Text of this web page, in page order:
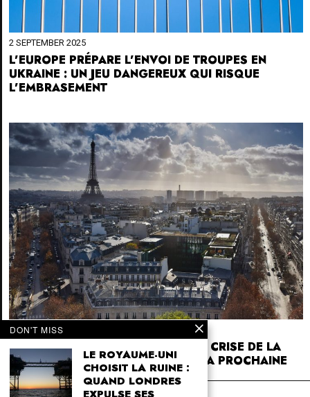
2 SEPTEMBER 2025
L’EUROPE PRÉPARE L’ENVOI DE TROUPES EN
UKRAINE : UN JEU DANGEREUX QUI RISQUE
L’EMBRASEMENT
1 SEPTEMBER 2025
COMMENT LA BCE A FABRIQUÉ LA CRISE DE LA
DETTE FRANÇAISE… ET PRÉPARE LA PROCHAINE
4SK
DON'T MISS
LE ROYAUME-UNI
CHOISIT LA RUINE :
QUAND LONDRES